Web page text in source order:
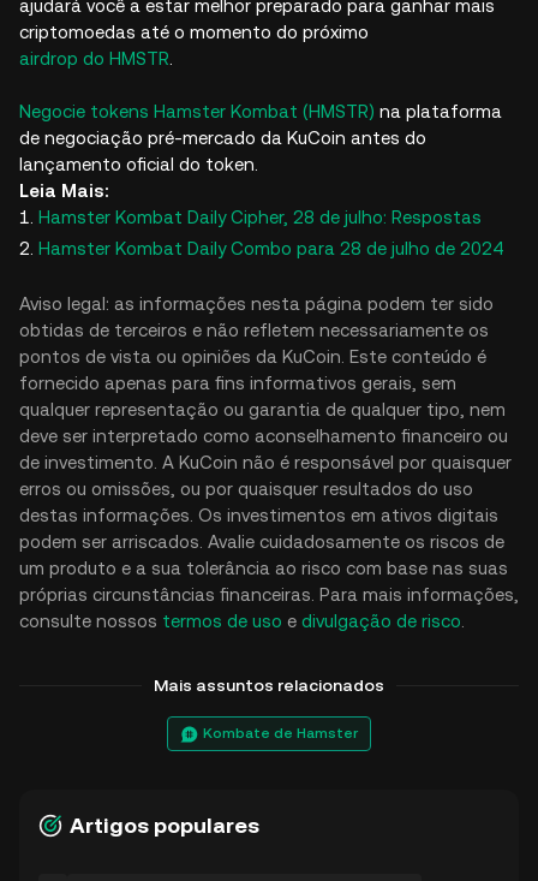
ajudará você a estar melhor preparado para ganhar mais
criptomoedas até o momento do próximo
airdrop do HMSTR
Negocie tokens Hamster Kombat (HMSTR) na plataforma
de negociação pré-mercado da KuCoin antes do
lançamento oficial do token.
Leia Mais:
Hamster Kombat Daily Cipher, 28 de julho: Respostas
Hamster Kombat Daily Combo para 28 de julho de 2024
Aviso legal: as informações nesta página podem ter sido
obtidas de terceiros e não refletem necessariamente os
pontos de vista ou opiniões da KuCoin. Este conteúdo é
fornecido apenas para fins informativos gerais, sem
qualquer representação ou garantia de qualquer tipo, nem
deve ser interpretado como aconselhamento financeiro ou
de investimento. A KuCoin não é responsável por quaisquer
erros ou omissões, ou por quaisquer resultados do uso
destas informações. Os investimentos em ativos digitais
podem ser arriscados. Avalie cuidadosamente os riscos de
um produto e a sua tolerância ao risco com base nas suas
próprias circunstâncias financeiras. Para mais informações,
consulte nossos termos de uso e divulgação de risco
Mais assuntos relacionados
Kombate de Hamster
Artigos populares